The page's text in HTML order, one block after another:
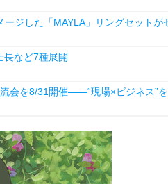
ージした「MAYLA」リングセットが
長など7種展開
会を8/31開催――“現場×ビジネス”を